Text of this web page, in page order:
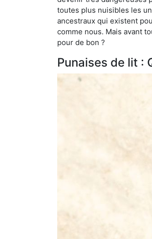
toutes plus nuisibles les
ancestraux qui existent
comme nous. Mais avant
pour de bon ?
Punaises de lit :